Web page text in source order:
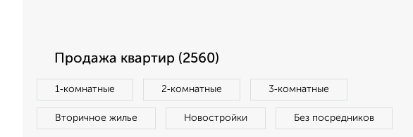
Продажа квартир (2560)
1‑комнатные 2‑комнатные 3‑комнатные
Вторичное жилье Новостройки Без посредников